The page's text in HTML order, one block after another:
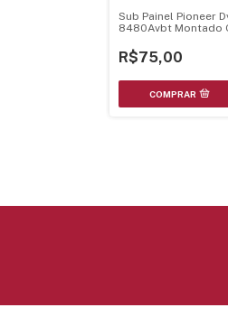
Sub Painel Pioneer
8480Avbt Montado
R$75,00